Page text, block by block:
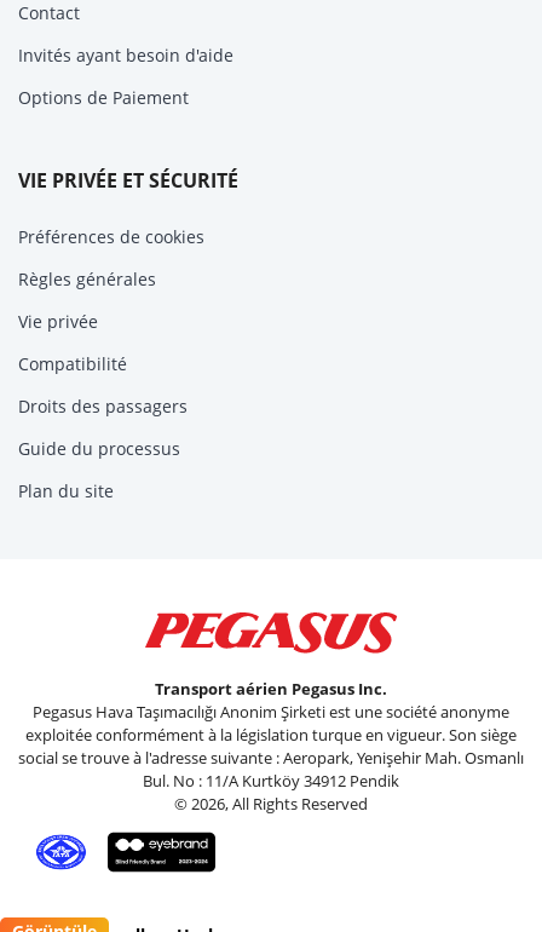
Contact
Invités ayant besoin d'aide
Options de Paiement
VIE PRIVÉE ET SÉCURITÉ
Préférences de cookies
Règles générales
Vie privée
Compatibilité
Droits des passagers
Guide du processus
Plan du site
Transport aérien Pegasus Inc.
Pegasus Hava Taşımacılığı Anonim Şirketi est une société anonyme
exploitée conformément à la législation turque en vigueur. Son siège
social se trouve à l'adresse suivante : Aeropark, Yenişehir Mah. Osmanlı
Bul. No : 11/A Kurtköy 34912 Pendik
© 2026, All Rights Reserved